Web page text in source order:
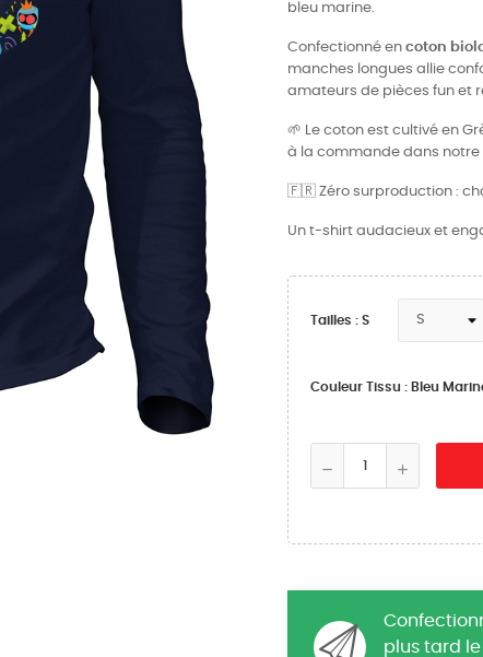
bleu marine.
Confectionné en coton
manches longues allie
amateurs de pièces fun et
🌱 Le coton est cultivé en
à la commande dans notre
🇫🇷 Zéro surproduction :
Un t-shirt audacieux et
Tailles : S
Couleur Tissu : Bleu
plus tard